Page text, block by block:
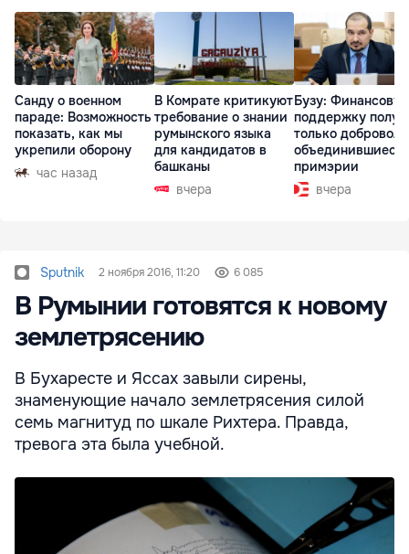
Санду о военном
параде: Возможность
показать, как мы
укрепили оборону
час назад
В Комрате критикуют
требование о знании
румынского языка
для кандидатов в
башканы
вчера
Бузу:
поддержку
только
объединившиеся
примэрии
вчера
Sputnik 2 ноября 2016, 11:20 6 085
В Румынии готовятся к новому
землетрясению
В Бухаресте и Яссах завыли сирены,
знаменующие начало землетрясения силой
семь магнитуд по шкале Рихтера. Правда,
тревога эта была учебной.